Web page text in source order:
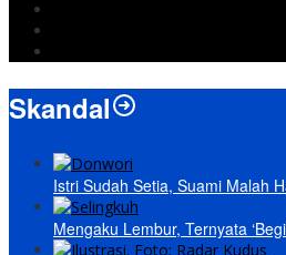
Skandal
Istri Sudah Setia, Suami Malah
Mengaku Lembur, Ternyata